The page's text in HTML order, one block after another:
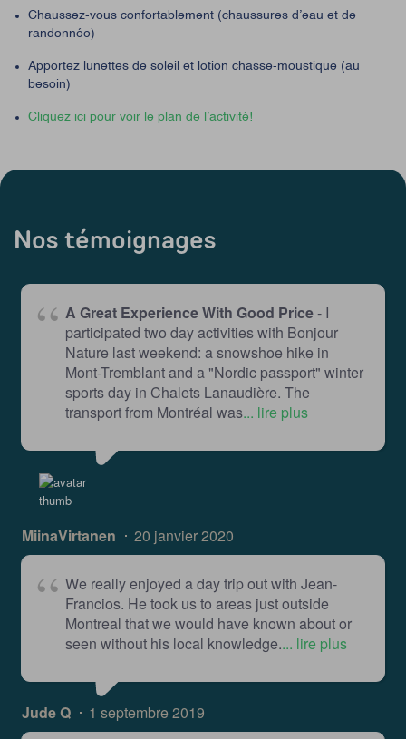
Chaussez-vous confortablement (chaussures d’eau et de
randonnée)
Apportez lunettes de soleil et lotion chasse-moustique (au
besoin)
Cliquez ici pour voir le plan de l’activité!
Nos témoignages
A Great Experience With Good Price- I
participated two day activities with Bonjour
Nature last weekend: a snowshoe hike in
Mont-Tremblant and a "Nordic passport" winter
sports day in Chalets Lanaudière. The
transport from Montréal was... lire plus
MiinaVirtanen 20 janvier 2020
We really enjoyed a day trip out with Jean-
Francios. He took us to areas just outside
Montreal that we would have known about or
seen without his local knowledge.... lire plus
Jude Q 1 septembre 2019